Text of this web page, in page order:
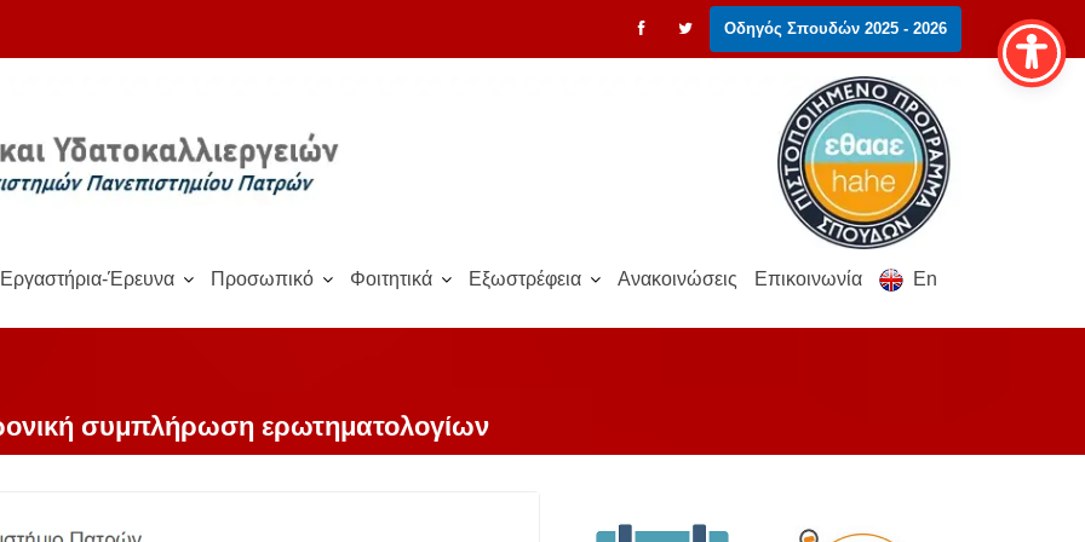
Οδηγός Σπουδών 2025 - 2026
Εργαστήρια-Έρευνα Προσωπικό Φοιτητικά Εξωστρέφεια Ανακοινώσεις Επικοινωνία En
συμπλήρωση ερωτηματολογίων